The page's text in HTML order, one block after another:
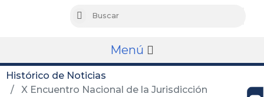
Buscar
Menú
Histórico de Noticias
X Encuentro Nacional de la Jurisdicción